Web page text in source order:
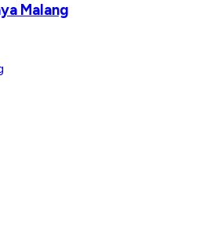
Malang